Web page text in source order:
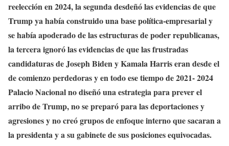
reelección en 2024, la segunda desdeñó las evidencias de que
Trump ya había construido una base política-empresarial y
se había apoderado de las estructuras de poder republicanas,
la tercera ignoró las evidencias de que las frustradas
candidaturas de Joseph Biden y Kamala Harris eran desde el
de comienzo perdedoras y en todo ese tiempo de 2021- 2024
Palacio Nacional no diseñó una estrategia para prever el
arribo de Trump, no se preparó para las deportaciones y
agresiones y no creó grupos de enfoque interno que sacaran a
la presidenta y a su gabinete de sus posiciones equivocadas.